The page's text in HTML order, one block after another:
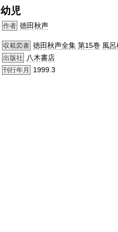
幼児
作者 徳田秋声
収載図書 徳田秋声全集 第15巻 風呂
出版社 八木書店
刊行年月 1999.3